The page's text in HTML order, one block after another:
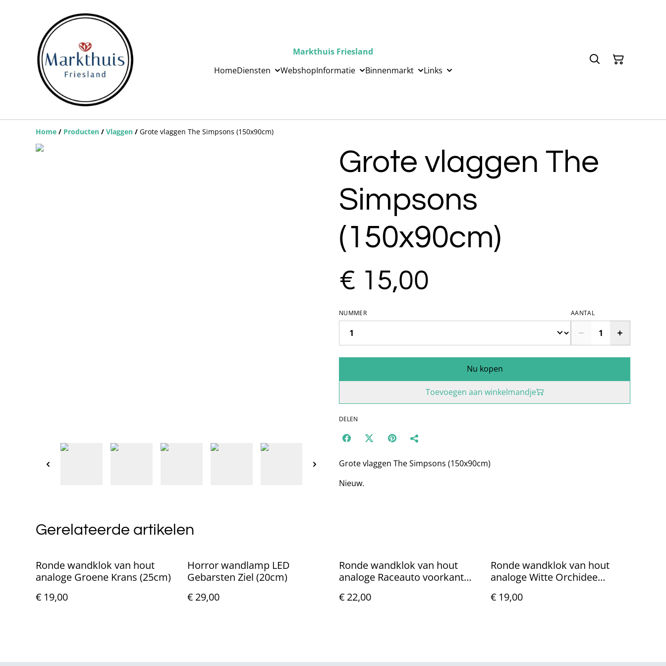
Markthuis Friesland
HomeDiensten WebshopInformatie Binnenmarkt Links
Home / Producten / Vlaggen / Grote vlaggen The Simpsons (150x90cm)
Grote vlaggen The
Simpsons
(150x90cm)
€ 15,00
NUMMER AANTAL
Nu kopen
Toevoegen aan winkelmandje
DELEN
Grote vlaggen The Simpsons (150x90cm)
Nieuw.
Gerelateerde artikelen
Ronde wandklok van hout
analoge Groene Krans (25cm)
€ 19,00
Horror wandlamp LED
Gebarsten Ziel (20cm)
€ 29,00
Ronde wandklok van hout
analoge Raceauto voorkant
€ 22,00
Ronde wandklok van hout
analoge Witte Orchidee
€ 19,00